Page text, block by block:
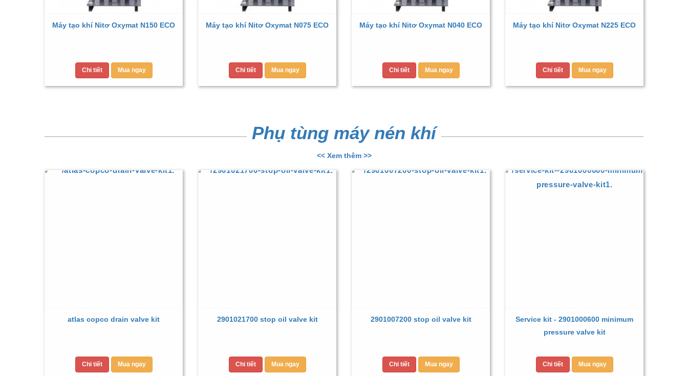
Máy tạo khí Nitơ Oxymat N150 ECO
Chi tiết Mua ngay
Máy tạo khí Nitơ Oxymat N075 ECO
Chi tiết Mua ngay
Máy tạo khí Nitơ Oxymat N040 ECO
Chi tiết Mua ngay
Máy tạo khí Nitơ Oxymat N225 ECO
Chi tiết Mua ngay
Phụ tùng máy nén khí
<< Xem thêm >>
atlas copco drain valve kit
Chi tiết Mua ngay
2901021700 stop oil valve kit
Chi tiết Mua ngay
2901007200 stop oil valve kit
Chi tiết Mua ngay
Service kit - 2901000600 minimum
pressure valve kit
Chi tiết Mua ngay